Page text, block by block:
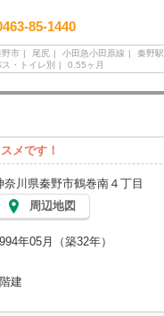
85-1440
野市 尾尻 小田急小田原線 秦野駅
ス・トイレ別
0.55ヶ月
メです！
奈川県秦野市鶴巻南４丁目
周辺地図
年05月（築32年）
建